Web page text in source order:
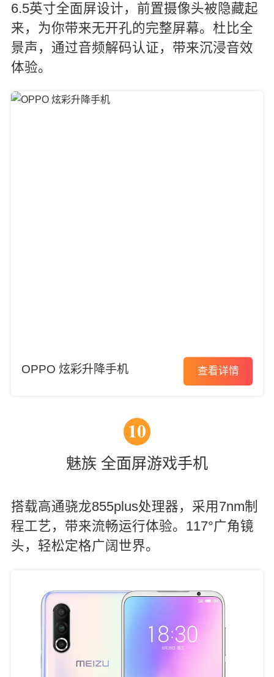
6.5英寸全面屏设计，前置摄像头被隐藏起
来，为你带来无开孔的完整屏幕。杜比全
景声，通过音频解码认证，带来沉浸音效
体验。
OPPO 炫彩升降手机 查看详情
10
魅族 全面屏游戏手机
搭载高通骁龙855plus处理器，采用7nm制
程工艺，带来流畅运行体验。117°广角镜
头，轻松定格广阔世界。